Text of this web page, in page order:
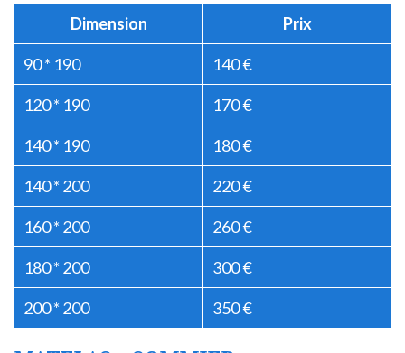
Dimension Prix
90 * 190 140 €
120 * 190 170 €
140 * 190 180 €
140 * 200 220 €
160 * 200 260 €
180 * 200 300 €
200 * 200 350 €